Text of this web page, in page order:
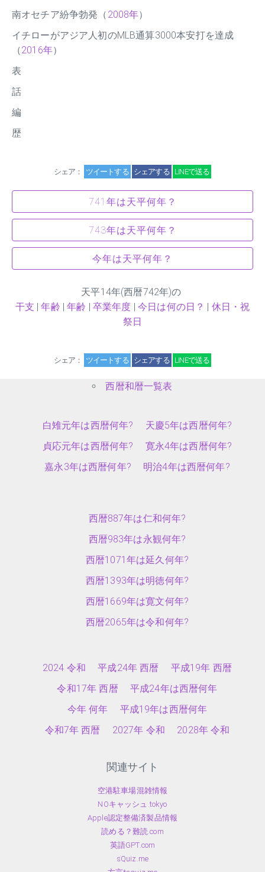
南オセチア紛争勃発（ 2008年）
イチローがアジア人初のMLB通算3000本安打を達成
（2016年）
表
話
編
歴
シェア： ツイートする シェアする LINEで送る
741年は天平何年？
743年は天平何年？
今年は天平何年？
天平14年(西暦742年)の
干支 |年齢 |年齢 |卒業年度 |今日は何の日？ | 休日・祝
祭日
シェア： ツイートする シェアする LINEで送る
西暦和暦一覧表
白雉元年は西暦何年?
天慶5年は西暦何年?
貞応元年は西暦何年?
寛永4年は西暦何年?
嘉永3年は西暦何年?
明治4年は西暦何年?
西暦887年は仁和何年?
西暦983年は永観何年?
西暦1071年は延久何年?
西暦1393年は明徳何年?
西暦1669年は寛文何年?
西暦2065年は令和何年?
2024 令和 平成24年 西暦
平成19年 西暦
令和17年 西暦
平成24年は西暦何年
今年 何年
平成19年は西暦何年
令和7年 西暦
2027年 令和 2028年 令和
関連サイト
空港駐車場混雑情報
NOキャッシュ.tokyo
Apple認定整備済製品情報
読める？難読.com
英語GPT.com
sQuiz.me